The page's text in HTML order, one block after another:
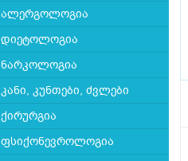
ალერგოლოგია
დიეტოლოგია
ნარკოლოგია
კანი, კუნთები, ძვლები
ქირურგია
ფსიქონევროლოგია